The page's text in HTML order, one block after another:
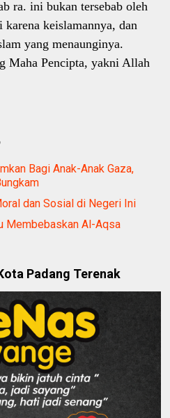
ra. ini bukan tersebab oleh
keislamannya, dan
yang menaunginya.
Maha Pencipta, yakni Allah
Bagi Anak-Anak Gaza,
dan Sosial di Negeri Ini
Membebaskan Al-Aqsa
Padang Terenak